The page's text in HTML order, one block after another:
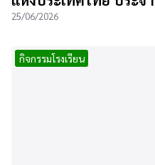
25/06/2026
กิจกรรมโรงเรียน